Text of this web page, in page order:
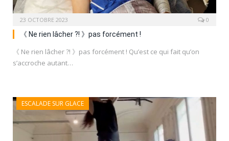
23 OCTOBRE 2023 0
《 Ne rien lâcher ?! 》pas forcément !
《 Ne rien lâcher ?! 》pas forcément ! Qu’est ce qui fait qu’on
s’accroche autant…
ESCALADE SUR GLACE